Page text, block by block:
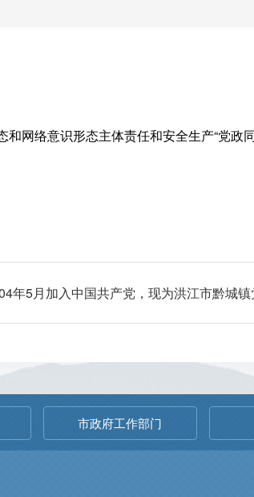
网络意识形态主体责任和安全生产“党政
5月加入中国共产党，现为洪江市黔城镇
市政府工作部门